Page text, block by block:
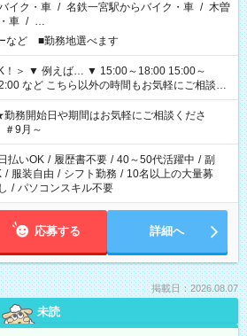
イク・車 / 名鉄一宮駅からバイク・車 / 木曽
車 / …
など ■勤務地選べます
15:00～
もお気軽にご相談く
務開始日や期間はお気軽にご相談くださ
9月～
日払いOK / 履歴書不要 / 40～50代活躍中 / 副
/ 服装自由 / シフト勤務 / 10名以上の大量募
/ パソコンスキル不要
応募する 詳細へ
掲載日：2026.08.07
未読